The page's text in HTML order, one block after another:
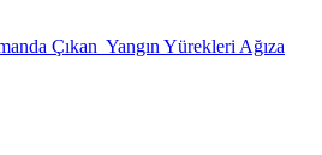
Çıkan Yangın Yürekleri Ağıza